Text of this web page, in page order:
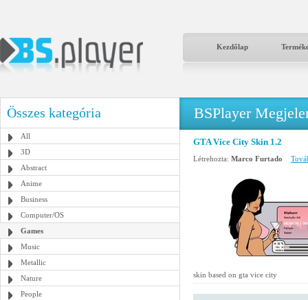
Kezdőlap
Összes kategória
All
3D
Abstract
Anime
Business
Computer/OS
Games
Music
Metallic
Nature
People
BSPlayer
GTA Vice City Skin 1.2
Létrehozta: Marco Furtado
skin based on gta vice city